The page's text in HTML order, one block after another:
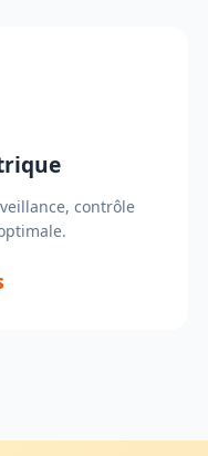
contrôle